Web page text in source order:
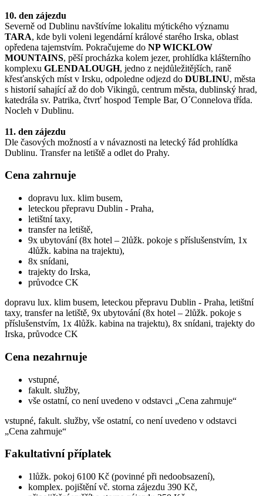
10. den zájezdu
Severně od Dublinu navštívíme lokalitu mýtického významu
TARA, kde byli voleni legendární králové starého Irska, oblast
opředena tajemstvím. Pokračujeme do NP WICKLOW
MOUNTAINS, pěší procházka kolem jezer, prohlídka klášterního
komplexu GLENDALOUGH, jedno z nejdůležitějších, raně
křesťanských míst v Irsku, odpoledne odjezd do DUBLINU, města
s historií sahající až do dob Vikingů, centrum města, dublinský hrad,
katedrála sv. Patrika, čtvrť hospod Temple Bar, O´Connelova třída.
Nocleh v Dublinu.
11. den zájezdu
Dle časových možností a v návaznosti na letecký řád prohlídka
Dublinu. Transfer na letiště a odlet do Prahy.
Cena zahrnuje
dopravu lux. klim busem,
leteckou přepravu Dublin - Praha,
letištní taxy,
transfer na letiště,
9x ubytování (8x hotel – 2lůžk. pokoje s příslušenstvím, 1x
4lůžk. kabina na trajektu),
8x snídani,
trajekty do Irska,
průvodce CK
dopravu lux. klim busem, leteckou přepravu Dublin - Praha, letištní
taxy, transfer na letiště, 9x ubytování (8x hotel – 2lůžk. pokoje s
příslušenstvím, 1x 4lůžk. kabina na trajektu), 8x snídani, trajekty do
Irska, průvodce CK
Cena nezahrnuje
vstupné,
fakult. služby,
vše ostatní, co není uvedeno v odstavci „Cena zahrnuje“
vstupné, fakult. služby, vše ostatní, co není uvedeno v odstavci
„Cena zahrnuje“
Fakultativní příplatek
1lůžk. pokoj 6100 Kč (povinné při nedoobsazení),
komplex. pojištění vč. storna zájezdu 390 Kč,